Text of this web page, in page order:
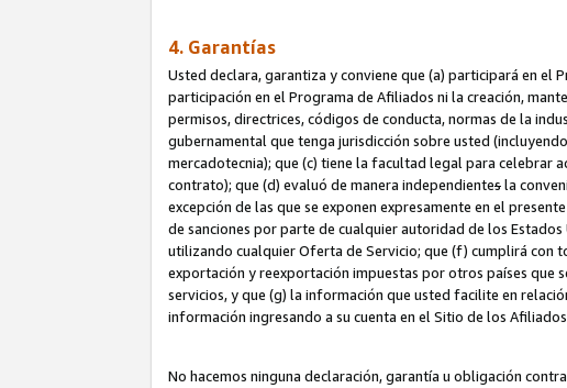
4. Garantías
Usted declara, garantiza y conviene que (a) participará en el
participación en el Programa de Afiliados ni la creación,
permisos, directrices, códigos de conducta, normas de la
gubernamental que tenga jurisdicción sobre usted (incluyendo
mercadotecnia); que (c) tiene la facultad legal para celebrar
contrato); que (d) evaluó de manera independientesla
excepción de las que se exponen expresamente en el
de sanciones por parte de cualquier autoridad de los Estados
utilizando cualquier Oferta de Servicio; que (f) cumplirá con
exportación y reexportación impuestas por otros países que
servicios, y que (g) la información que usted facilite en
información ingresando a su cuenta en el Sitio de los
No hacemos ninguna declaración, garantía u obligación